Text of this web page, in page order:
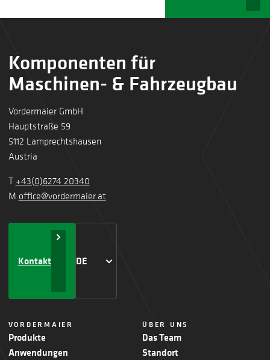
Komponenten für
Maschinen- & Fahrzeugbau
Vordermaier GmbH
Hauptstraße 59
5112 Lamprechtshausen
Austria
T +43(0)6274 20340
M office@vordermaier.at
Kontakt DE
VORDERMAIER
Produkte
Anwendungen
ÜBER UNS
Das Team
Standort